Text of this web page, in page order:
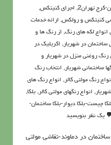
کرج تهران2 , اجرای کنیتکس,
كنيتكس و رولكس, ارائه خدمات
انواع لکه های رنگ, از رنگ ها و
ساختمان در شهریار , اکريليک در
روغنی منزل در شهریار و
ساختمانی شهریار , انتخاب رنگ
رنگ مولتی کالر , انواع رنگ های
, انواع رنگهای مولتی کالر , بلکا,
چیست-بلکا دیوار-بلکا ساختمان-
یک نظر بنویسید
در دماوند-نقاشی مولتی